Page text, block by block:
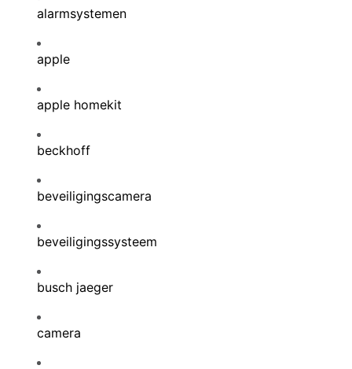
alarmsystemen
apple
apple homekit
beckhoff
beveiligingscamera
beveiligingssysteem
busch jaeger
camera